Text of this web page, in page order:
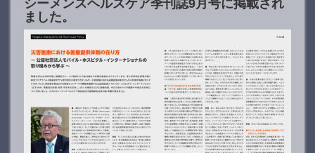
シーメンスヘルスケア季刊誌9月号に掲載され
ました。